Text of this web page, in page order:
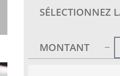
SÉLECTIONNEZ
MONTANT